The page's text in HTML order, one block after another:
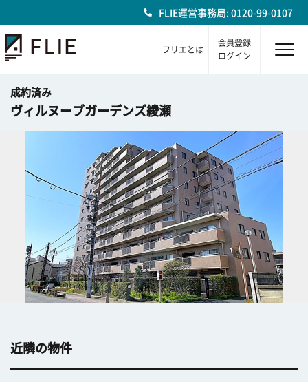
FLIE運営事務局: 0120-99-0107
フリエとは
会員登録
ログイン
成約済み
ヴィルヌーブガーデンズ綾瀬
近隣の物件